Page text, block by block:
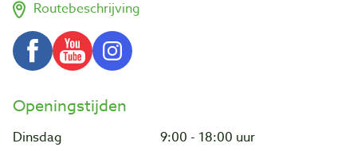
Routebeschrijving
Openingstijden
Dinsdag
9:00 - 18:00 uur